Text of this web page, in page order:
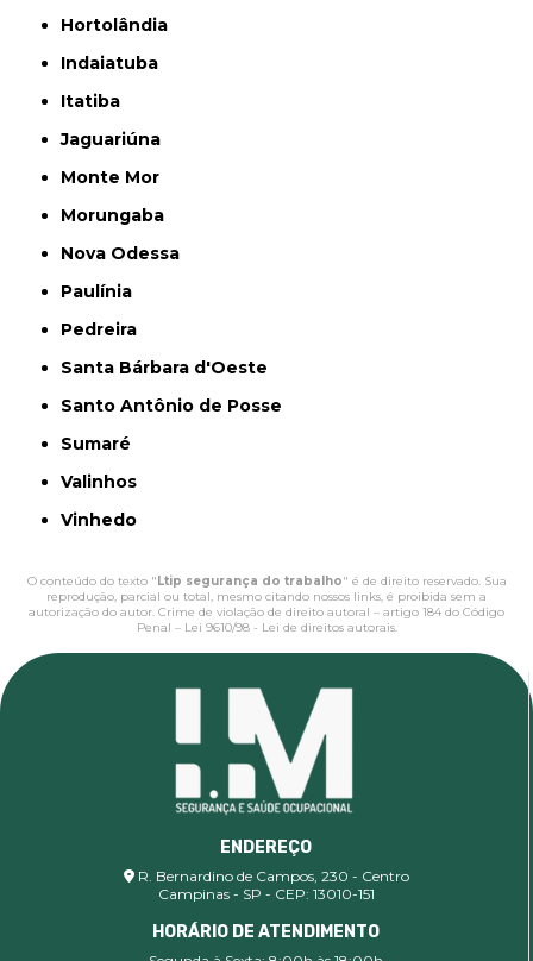
Hortolândia
Indaiatuba
Itatiba
Jaguariúna
Monte Mor
Morungaba
Nova Odessa
Paulínia
Pedreira
Santa Bárbara d'Oeste
Santo Antônio de Posse
Sumaré
Valinhos
Vinhedo
O conteúdo do texto " Ltip segurança do trabalho" é de direito reservado. Sua
reprodução, parcial ou total, mesmo citando nossos links, é proibida sem a
autorização do autor. Crime de violação de direito autoral – artigo 184 do Código
Penal – Lei 9610/98 - Lei de direitos autorais.
ENDEREÇO
R. Bernardino de Campos, 230 - Centro
Campinas - SP - CEP: 13010-151
HORÁRIO DE ATENDIMENTO